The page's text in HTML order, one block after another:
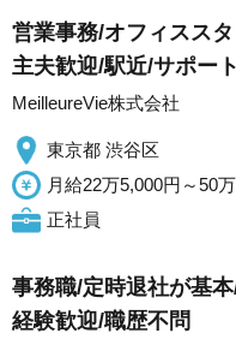
営業事務/オフィスス
主夫歓迎/駅近/サポー
MeilleureVie株式会社
東京都 渋谷区
月給22万5,000円～50
正社員
事務職/定時退社が基
経験歓迎/職歴不問